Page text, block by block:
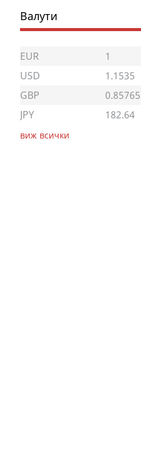
Валути
EUR 1
USD
1.1535
GBP
0.85765
JPY
182.64
виж всички